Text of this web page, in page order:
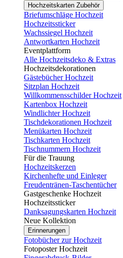
Hochzeitskarten Zubehör
Briefumschläge Hochzeit
Hochzeitssticker
Wachssiegel Hochzeit
Antwortkarten Hochzeit
Eventplattform
Alle Hochzeitsdeko & Extras
Hochzeitsdekorationen
Gästebücher Hochzeit
Sitzplan Hochzeit
Willkommensschilder Hochzeit
Kartenbox Hochzeit
Windlichter Hochzeit
Tischdekorationen Hochzeit
Menükarten Hochzeit
Tischkarten Hochzeit
Tischnummern Hochzeit
Für die Trauung
Hochzeitskerzen
Kirchenhefte und Einleger
Freudentränen-Taschentücher
Gastgeschenke Hochzeit
Hochzeitssticker
Danksagungskarten Hochzeit
Neue Kollektion
Erinnerungen
Fotobücher zur Hochzeit
Fotoposter Hochzeit